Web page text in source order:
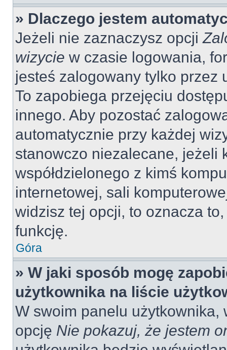
» Dlaczego jestem
Jeżeli nie zaznaczysz opcji
wizycie w czasie logowania,
jesteś zalogowany tylko przez
To zapobiega przejęciu
innego. Aby pozostać
automatycznie przy każdej
stanowczo niezalecane, jeżeli
współdzielonego z kimś
internetowej, sali
widzisz tej opcji, to oznacza
funkcję.
Góra
» W jaki sposób mogę
użytkownika na liście
W swoim panelu użytkownika,
opcję Nie pokazuj, że jestem